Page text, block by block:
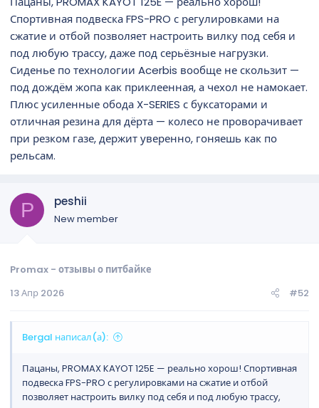
Спортивная подвеска FPS-PRO с регулировками на
сжатие и отбой позволяет настроить вилку под себя и
под любую трассу, даже под серьёзные нагрузки.
Сиденье по технологии Acerbis вообще не скользит —
под дождём жопа как приклеенная, а чехол не намокает.
Плюс усиленные обода X-SERIES с буксаторами и
отличная резина для дёрта — колесо не проворачивает
при резком газе, держит уверенно, гоняешь как по
рельсам.
P peshii
New member
Promax - отзывы о питбайке
13 Апр 2026
#52
Bergal написал(а):
Пацаны, PROMAX KAYOT 125E — реально хорош! Спортивная
подвеска FPS-PRO с регулировками на сжатие и отбой
позволяет настроить вилку под себя и под любую трассу,